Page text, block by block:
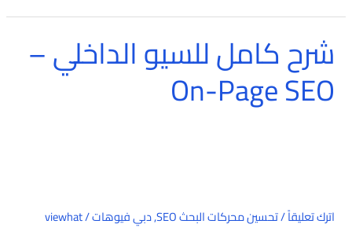
شرح كامل للسيو الداخلي –
On-Page SEO
اترك تعليقاً/تحسين محركات البحث SEO ,دبي فيوهات/
viewhat
شرح
كامل
للسيو
الداخلي